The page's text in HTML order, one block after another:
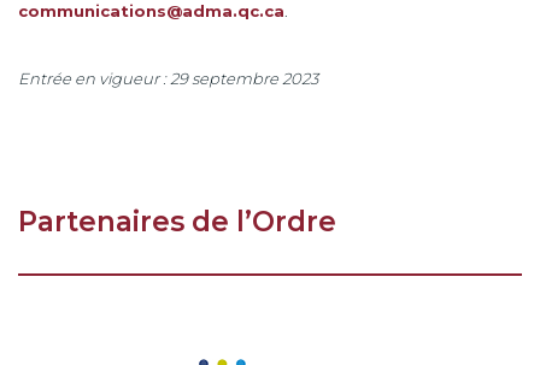
communications@adma.qc.ca
Entrée en vigueur : 29 septembre 2023
Partenaires de l’Ordre